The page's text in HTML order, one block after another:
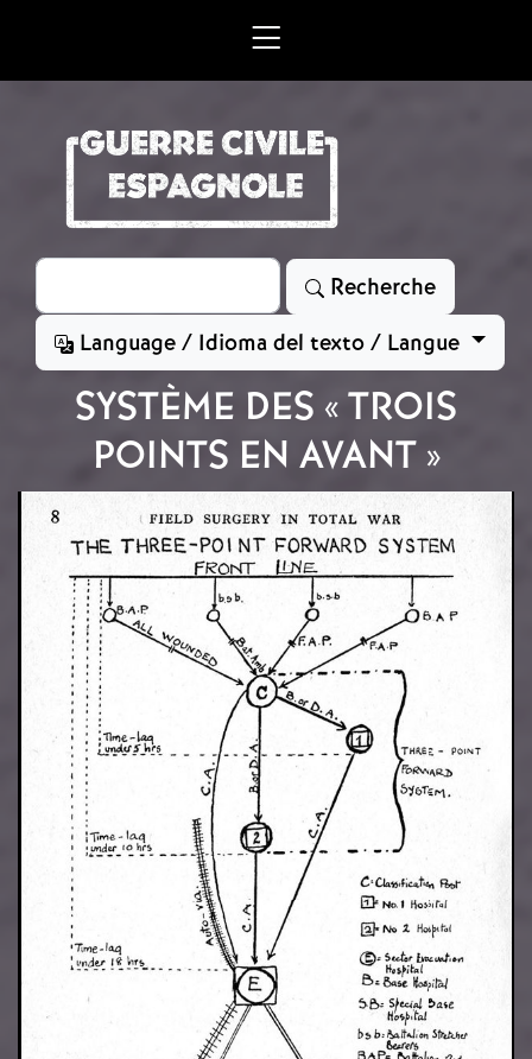
Rechercher
Recherche
Language / Idioma del texto / Langue
SYSTÈME DES « TROIS
POINTS EN AVANT »
Image